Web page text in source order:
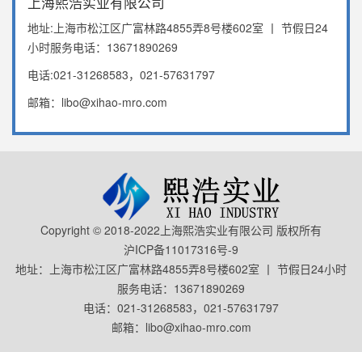
地址:上海市松江区广富林路4855弄8号楼602室 丨 节假日24
小时服务电话：13671890269
电话:021-31268583，021-57631797
邮箱：libo@xihao-mro.com
Copyright © 2018-2022上海熙浩实业有限公司 版权所有
沪ICP备11017316号-9
地址：上海市松江区广富林路4855弄8号楼602室 丨 节假日24小时
服务电话：13671890269
电话：021-31268583，021-57631797
邮箱：libo@xihao-mro.com